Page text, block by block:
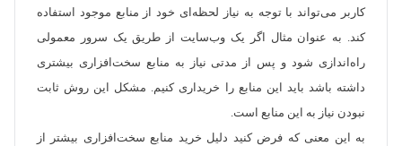
کاربر می‌تواند با توجه به نیاز لحظه‌ای خود از منابع موجود استفاده
‌کند. به عنوان مثال اگر یک وب‌سایت از طریق یک سرور معمولی
راه‌اندازی شود و پس از مدتی نیاز به منابع سخت‌افزاری بیشتری
داشته باشد باید این منابع را خریداری کنیم. مشکل این روش ثابت
نبودن نیاز به این منابع است.
به این معنی که فرض کنید دلیل خرید منابع سخت‌افزاری بیشتر از